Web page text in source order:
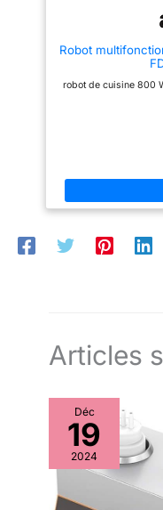
Robot
robot de cuisine 800
Articles
Déc
19
2024